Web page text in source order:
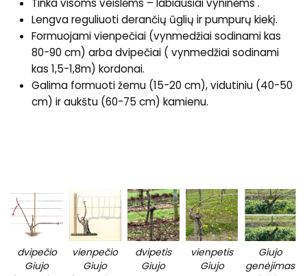
Tinka visoms veislėms – labiausiai vyninėms .
Lengva reguliuoti derančių ūglių ir pumpurų kiekį.
Formuojami vienpečiai (vynmedžiai sodinami kas
80-90 cm) arba dvipečiai ( vynmedžiai sodinami
kas 1,5-1,8m) kordonai.
Galima formuoti žemu (15-20 cm), vidutiniu (40-50
cm) ir aukštu (60-75 cm) kamienu.
dvipečio
Giujo
vienpečio
Giujo
dvipetis
Giujo
vienpetis
Giujo
Giujo
genėjimas